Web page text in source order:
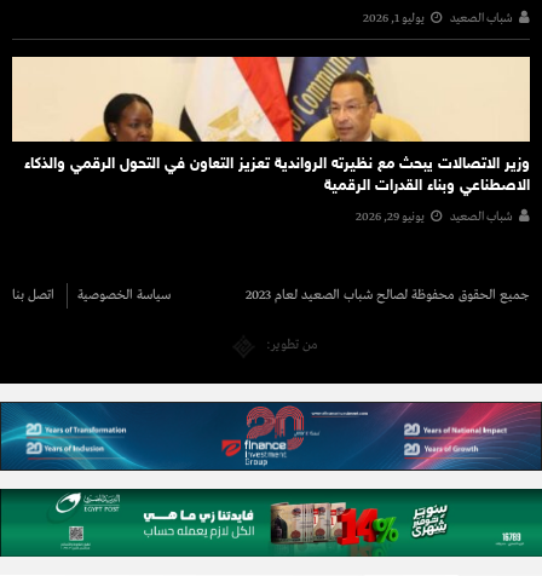
شباب الصعيد يوليو 1, 2026
وزير الاتصالات يبحث مع نظيرته الرواندية تعزيز التعاون في التحول الرقمي والذكاء
الاصطناعي وبناء القدرات الرقمية
شباب الصعيد يونيو 29, 2026
جميع الحقوق محفوظة لصالح شباب الصعيد لعام 2023 سياسة الخصوصية اتصل بنا
من تطوير: